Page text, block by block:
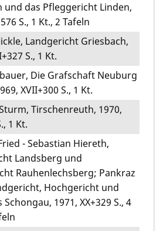
und das Pfleggericht Linden,
S., 1 Kt., 2 Tafeln
Landgericht Griesbach,
S., 1 Kt.
Die Grafschaft Neuburg
XVII+300 S., 1 Kt.
Tirschenreuth, 1970,
1 Kt.
- Sebastian Hiereth,
Landsberg und
Rauhenlechsberg; Pankraz
Hochgericht und
1971, XX+329 S., 4